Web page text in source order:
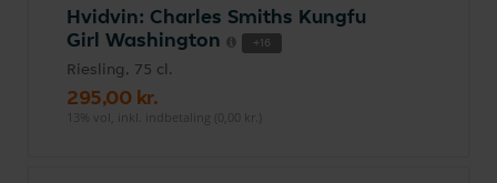
Hvidvin: Charles Smiths Kungfu
Girl Washington
+16
Riesling, 75 cl.
295,00 kr.
13% vol, inkl. indbetaling (0,00 kr.)